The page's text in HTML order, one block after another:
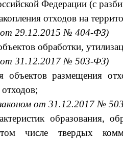
Федерации (с
отходов на
от 29.12.2015 № 404-ФЗ)
обработки,
от 31.12.2017 № 503-ФЗ)
объектов размещения
от 31.12.2017 №
образования,
числе твердых